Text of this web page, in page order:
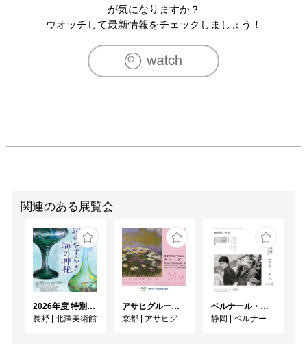
2011　第46回昭和会展入選　（日動画廊）
2015　第50回昭和会展　松村謙三賞　（日動画廊）
が気になりますか？
ウオッチして最新情報をチェックしましょう！
関連のある展覧会
2026年度 特別展「ガレとドーム、アール･ヌーヴォーのガラス 水辺のやすらぎ、海の神秘」
長野 | 北澤美術館
アサヒグループ大山崎山荘美術館 開館30周年記念展「没後100年 クロード・モネ」
京都 | アサヒグループ大山崎山荘美術館
ベルナール・ビュフェと写真 ーカメラがとらえたビュフェとその時代、そして21 世紀へ
静岡 | ベルナール・ビュフェ美術館